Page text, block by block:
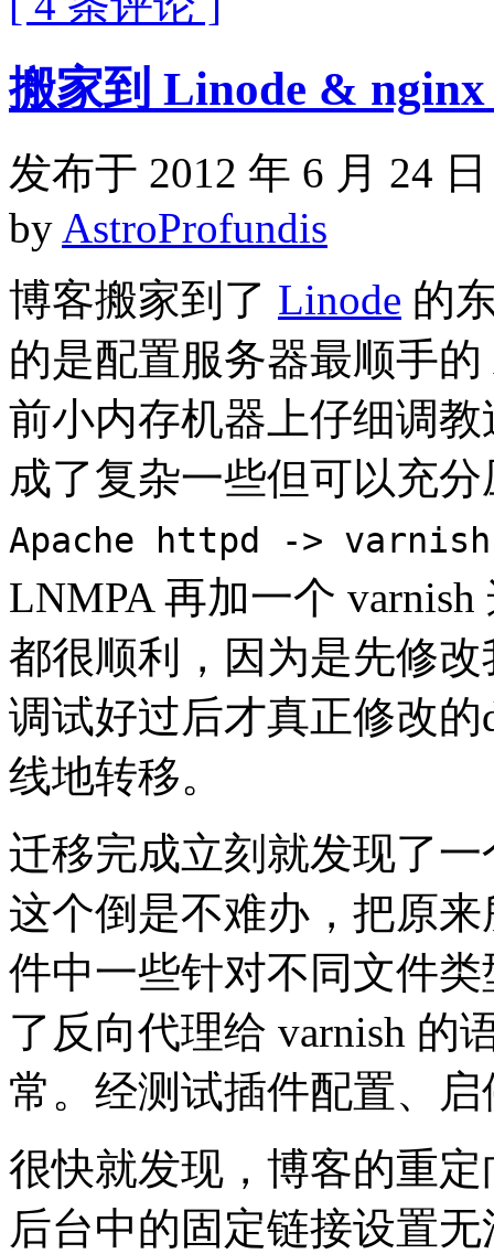
搬家到 Linode &
发布于 2012 年 6 月 24 日
by AstroProfundis
博客搬家到了 Linode 的
的是配置服务器最顺手
前小内存机器上仔细调
成了复杂一些但可以充
Apache httpd ->
LNMPA 再加一个
都很顺利，因为是先修
调试好过后才真正修改
线地转移。
迁移完成立刻就发现了
这个倒是不难办，把原
件中一些针对不同文件
了反向代理给 varnish 的
常。经测试插件配置、
很快就发现，博客的重定
后台中的固定链接设置